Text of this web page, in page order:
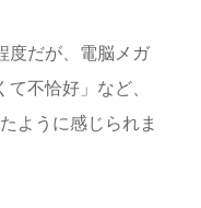
度だが、電脳メガ
不恰好」など、
ように感じられま